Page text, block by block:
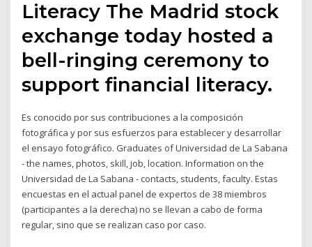
Literacy The Madrid stock
exchange today hosted a
bell-ringing ceremony to
support financial literacy.
Es conocido por sus contribuciones a la composición
fotográfica y por sus esfuerzos para establecer y desarrollar
el ensayo fotográfico. Graduates of Universidad de La Sabana
- the names, photos, skill, job, location. Information on the
Universidad de La Sabana - contacts, students, faculty. Estas
encuestas en el actual panel de expertos de 38 miembros
(participantes a la derecha) no se llevan a cabo de forma
regular, sino que se realizan caso por caso.